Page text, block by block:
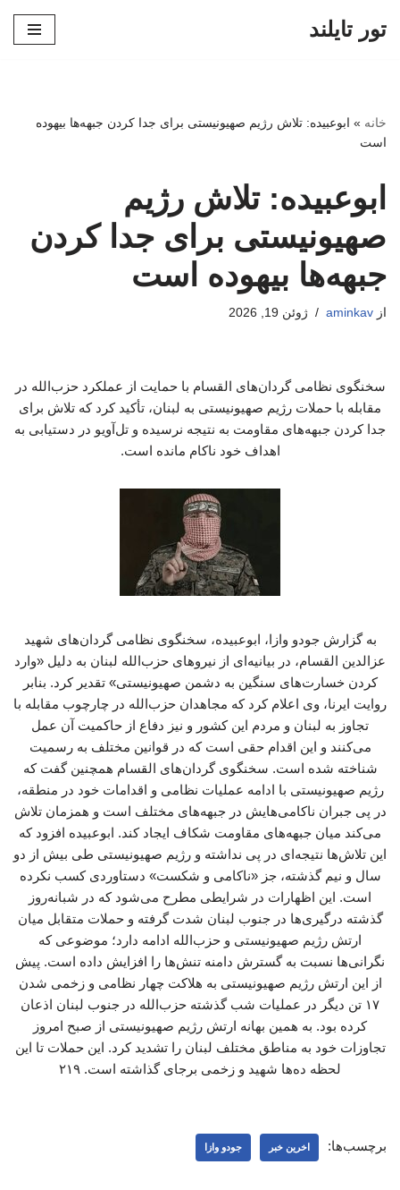
تور تایلند
خانه » ابوعبیده: تلاش رژیم صهیونیستی برای جدا کردن جبهه‌ها بیهوده
است
ابوعبیده: تلاش رژیم
صهیونیستی برای جدا کردن
جبهه‌ها بیهوده است
از aminkav ژوئن 19, 2026
سخنگوی نظامی گردان‌های القسام با حمایت از عملکرد حزب‌الله در
مقابله با حملات رژیم صهیونیستی به لبنان، تأکید کرد که تلاش برای
جدا کردن جبهه‌های مقاومت به نتیجه نرسیده و تل‌آویو در دستیابی به
اهداف خود ناکام مانده است.
به گزارش جودو وازا، ابوعبیده، سخنگوی نظامی گردان‌های شهید
عزالدین القسام، در بیانیه‌ای از نیروهای حزب‌الله لبنان به دلیل «وارد
کردن خسارت‌های سنگین به دشمن صهیونیستی» تقدیر کرد. بنابر
روایت ایرنا، وی اعلام کرد که مجاهدان حزب‌الله در چارچوب مقابله با
تجاوز به لبنان و مردم این کشور و نیز دفاع از حاکمیت آن عمل
می‌کنند و این اقدام حقی است که در قوانین مختلف به رسمیت
شناخته شده است. سخنگوی گردان‌های القسام همچنین گفت که
رژیم صهیونیستی با ادامه عملیات نظامی و اقدامات خود در منطقه،
در پی جبران ناکامی‌هایش در جبهه‌های مختلف است و همزمان تلاش
می‌کند میان جبهه‌های مقاومت شکاف ایجاد کند. ابوعبیده افزود که
این تلاش‌ها نتیجه‌ای در پی نداشته و رژیم صهیونیستی طی بیش از دو
سال و نیم گذشته، جز «ناکامی و شکست» دستاوردی کسب نکرده
است. این اظهارات در شرایطی مطرح می‌شود که در شبانه‌روز
گذشته درگیری‌ها در جنوب لبنان شدت گرفته و حملات متقابل میان
ارتش رژیم صهیونیستی و حزب‌الله ادامه دارد؛ موضوعی که
نگرانی‌ها نسبت به گسترش دامنه تنش‌ها را افزایش داده است. پیش
از این ارتش رژیم صهیونیستی به هلاکت چهار نظامی و زخمی شدن
۱۷ تن دیگر در عملیات شب گذشته حزب‌الله در جنوب لبنان اذعان
کرده بود. به همین بهانه ارتش رژیم صهیونیستی از صبح امروز
تجاوزات خود به مناطق مختلف لبنان را تشدید کرد. این حملات تا این
لحظه ده‌ها شهید و زخمی برجای گذاشته است. ۲۱۹
برچسب‌ها: اخرین خبر جودو وازا